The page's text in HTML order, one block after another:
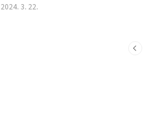
혜화동의 규문, 경기도 용인의 문탁네트워크
정하셔서 책 3권을 소개해 주실 텐데요, 첫 타..
2024. 3. 22.